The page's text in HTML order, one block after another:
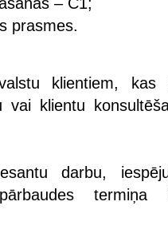
prasmes.
klientiem,
vai klientu
darbu,
termiņa